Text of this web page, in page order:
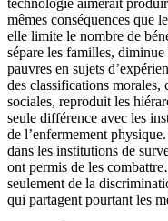
mêmes conséquences que
elle limite le nombre de
sépare les familles,
pauvres en sujets
des classifications morales,
sociales, reproduit les
seule différence avec les
de l’enfermement
dans les institutions de
ont permis de les
seulement de la
qui partagent pourtant les